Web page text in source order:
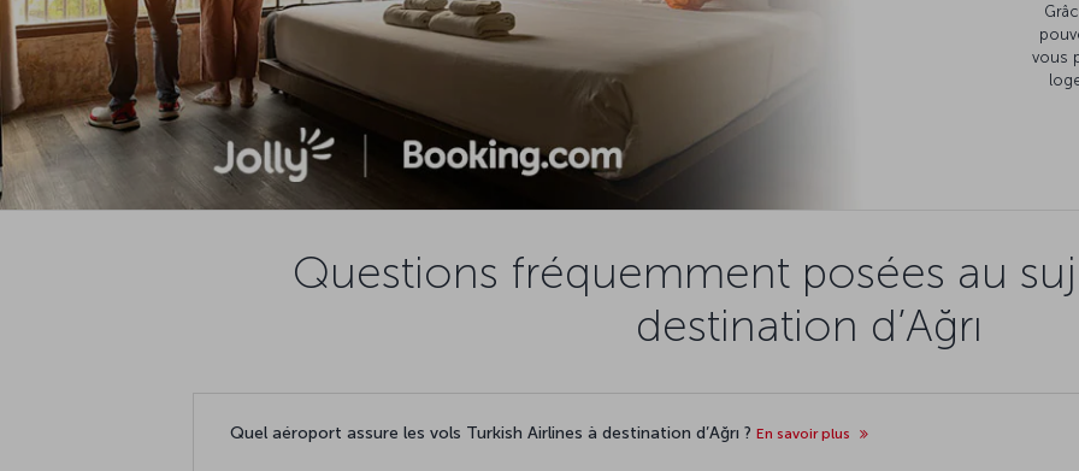
vous
Questions fréquemment posées au
destination d’Ağrı
Quel aéroport assure les vols Turkish Airlines à destination d’Ağrı ? En savoir plus